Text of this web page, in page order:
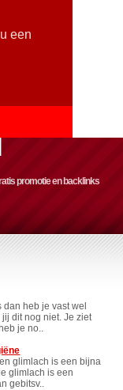
een
promotie en backlinks
dan heb je vast wel
dit nog niet. Je ziet
je no..
glimlach is een bijna
glimlach is een
gebitsv..